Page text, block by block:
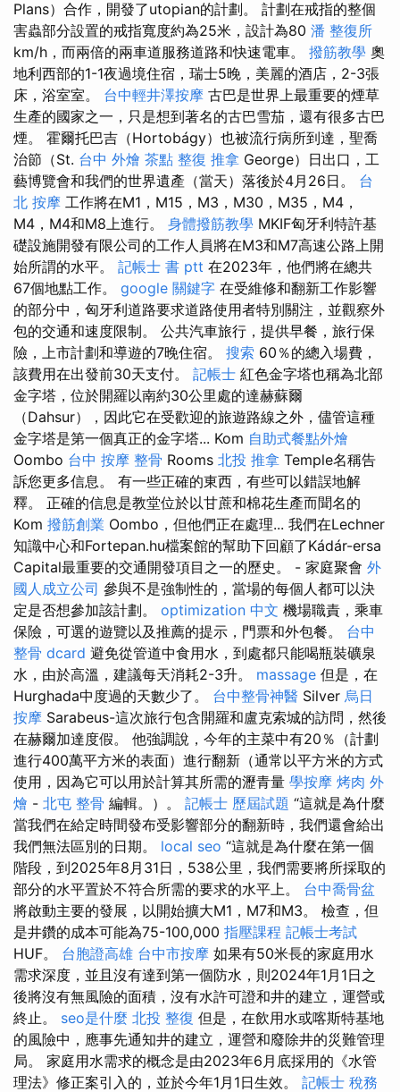
Plans）合作，開發了utopian的計劃。 計劃在戒指的整個
害蟲部分設置的戒指寬度約為25米，設計為80 潘 整復所
km/h，而兩倍的兩車道服務道路和快速電車。 撥筋教學 奧
地利西部的1-1夜過境住宿，瑞士5晚，美麗的酒店，2-3張
床，浴室室。 台中輕井澤按摩 古巴是世界上最重要的煙草
生產的國家之一，只是想到著名的古巴雪茄，還有很多古巴
煙。 霍爾托巴吉（Hortobágy）也被流行病所到達，聖喬
治節（St. 台中 外燴 茶點 整復 推拿 George）日出口，工
藝博覽會和我們的世界遺產（當天）落後於4月26日。 台
北 按摩 工作將在M1，M15，M3，M30，M35，M4，
M4，M4和M8上進行。 身體撥筋教學 MKIF匈牙利特許基
礎設施開發有限公司的工作人員將在M3和M7高速公路上開
始所謂的水平。 記帳士 書 ptt 在2023年，他們將在總共
67個地點工作。 google 關鍵字 在受維修和翻新工作影響
的部分中，匈牙利道路要求道路使用者特別關注，並觀察外
包的交通和速度限制。 公共汽車旅行，提供早餐，旅行保
險，上市計劃和導遊的7晚住宿。 搜索 60％的總入場費，
該費用在出發前30天支付。 記帳士 紅色金字塔也稱為北部
金字塔，位於開羅以南約30公里處的達赫蘇爾
（Dahsur），因此它在受歡迎的旅遊路線之外，儘管這種
金字塔是第一個真正的金字塔... Kom 自助式餐點外燴
Oombo 台中 按摩 整骨 Rooms 北投 推拿 Temple名稱告
訴您更多信息。 有一些正確的東西，有些可以錯誤地解
釋。 正確的信息是教堂位於以甘蔗和棉花生產而聞名的
Kom 撥筋創業 Oombo，但他們正在處理... 我們在Lechner
知識中心和Fortepan.hu檔案館的幫助下回顧了Kádár-ersa
Capital最重要的交通開發項目之一的歷史。 - 家庭聚會 外
國人成立公司 參與不是強制性的，當場的每個人都可以決
定是否想參加該計劃。 optimization 中文 機場職責，乘車
保險，可選的遊覽以及推薦的提示，門票和外包餐。 台中
整骨 dcard 避免從管道中食用水，到處都只能喝瓶裝礦泉
水，由於高溫，建議每天消耗2-3升。 massage 但是，在
Hurghada中度過的天數少了。 台中整骨神醫 Silver 烏日
按摩 Sarabeus-這次旅行包含開羅和盧克索城的訪問，然後
在赫爾加達度假。 他強調說，今年的主菜中有20％（計劃
進行400萬平方米的表面）進行翻新（通常以平方米的方式
使用，因為它可以用於計算其所需的瀝青量 學按摩 烤肉 外
燴 - 北屯 整骨 編輯。）。 記帳士 歷屆試題 “這就是為什麼
當我們在給定時間發布受影響部分的翻新時，我們還會給出
我們無法區別的日期。 local seo “這就是為什麼在第一個
階段，到2025年8月31日，538公里，我們需要將所採取的
部分的水平置於不符合所需的要求的水平上。 台中喬骨盆
將啟動主要的發展，以開始擴大M1，M7和M3。 檢查，但
是井鑽的成本可能為75-100,000 指壓課程 記帳士考試
HUF。 台胞證高雄 台中市按摩 如果有50米長的家庭用水
需求深度，並且沒有達到第一個防水，則2024年1月1日之
後將沒有無風險的面積，沒有水許可證和井的建立，運營或
終止。 seo是什麼 北投 整復 但是，在飲用水或喀斯特基地
的風險中，應事先通知井的建立，運營和廢除井的災難管理
局。 家庭用水需求的概念是由2023年6月底採用的《水管
理法》修正案引入的，並於今年1月1日生效。 記帳士 稅務